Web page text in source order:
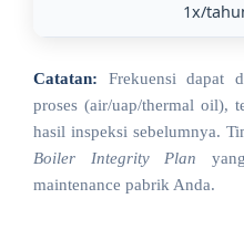
1x/
Catatan: Frekuensi dapat
proses (air/uap/thermal oil),
hasil inspeksi sebelumnya.
Boiler Integrity Plan
maintenance pabrik Anda.